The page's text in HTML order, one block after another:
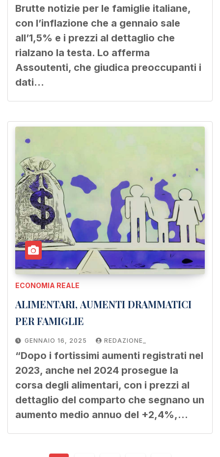
Brutte notizie per le famiglie italiane,
con l’inflazione che a gennaio sale
all’1,5% e i prezzi al dettaglio che
rialzano la testa. Lo afferma
Assoutenti, che giudica preoccupanti i
dati…
ECONOMIA REALE
ALIMENTARI, AUMENTI DRAMMATICI
PER FAMIGLIE
GENNAIO 16, 2025 REDAZIONE_
“Dopo i fortissimi aumenti registrati nel
2023, anche nel 2024 prosegue la
corsa degli alimentari, con i prezzi al
dettaglio del comparto che segnano un
aumento medio annuo del +2,4%,…